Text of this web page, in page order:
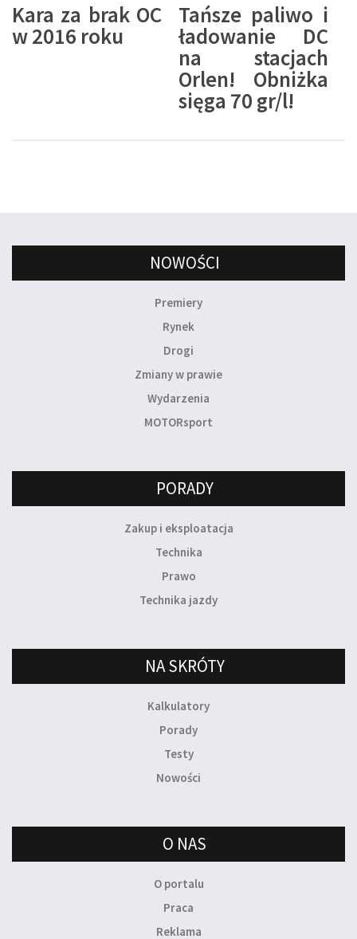
Kara za brak OC
w 2016 roku
Tańsze paliwo i
ładowanie DC
na stacjach
Orlen! Obniżka
sięga 70 gr/l!
NOWOŚCI
Premiery
Rynek
Drogi
Zmiany w prawie
Wydarzenia
MOTORsport
PORADY
Zakup i eksploatacja
Technika
Prawo
Technika jazdy
NA SKRÓTY
Kalkulatory
Porady
Testy
Nowości
O NAS
O portalu
Praca
Reklama